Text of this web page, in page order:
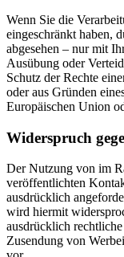
Wenn Sie die
eingeschränkt haben,
abgesehen – nur mit
Ausübung oder
Schutz der Rechte
oder aus Gründen
Europäischen Union
Widerspruch
Der Nutzung von im
veröffentlichten
ausdrücklich
wird hiermit
ausdrücklich
Zusendung von